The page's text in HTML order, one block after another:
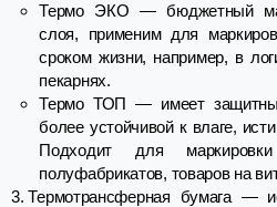
Термо ЭКО — бюджетный
слоя, применим для
сроком жизни, например, в
пекарнях.
Термо ТОП — имеет
более устойчивой к влаге,
Подходит для
полуфабрикатов, товаров на
Термотрансферная бумага —